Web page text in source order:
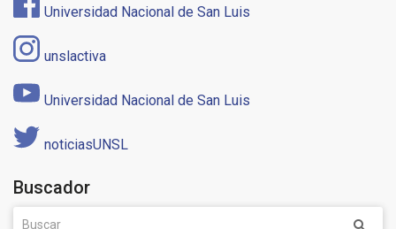
Universidad Nacional de San Luis
unslactiva
Universidad Nacional de San Luis
noticiasUNSL
Buscador